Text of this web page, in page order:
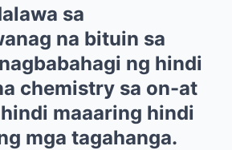
sa
na bituin sa
ng hindi
chemistry sa on-at
maaaring hindi
mga tagahanga.